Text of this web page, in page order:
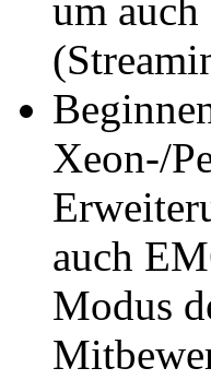
um
(
Xeon-/
auch
Modus